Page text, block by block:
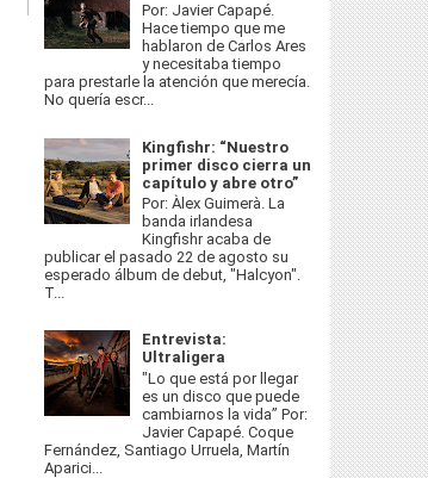
Por: Javier Capapé.
Hace tiempo que me
hablaron de Carlos Ares
y necesitaba tiempo
para prestarle la atención que merecía.
No quería escr...
Kingfishr: “Nuestro
primer disco cierra un
capítulo y abre otro”
Por: Àlex Guimerà. La
banda irlandesa
Kingfishr acaba de
publicar el pasado 22 de agosto su
esperado álbum de debut, "Halcyon".
T...
Entrevista:
Ultraligera
"Lo que está por llegar
es un disco que puede
cambiarnos la vida” Por:
Javier Capapé. Coque
Fernández, Santiago Urruela, Martín
Aparici...